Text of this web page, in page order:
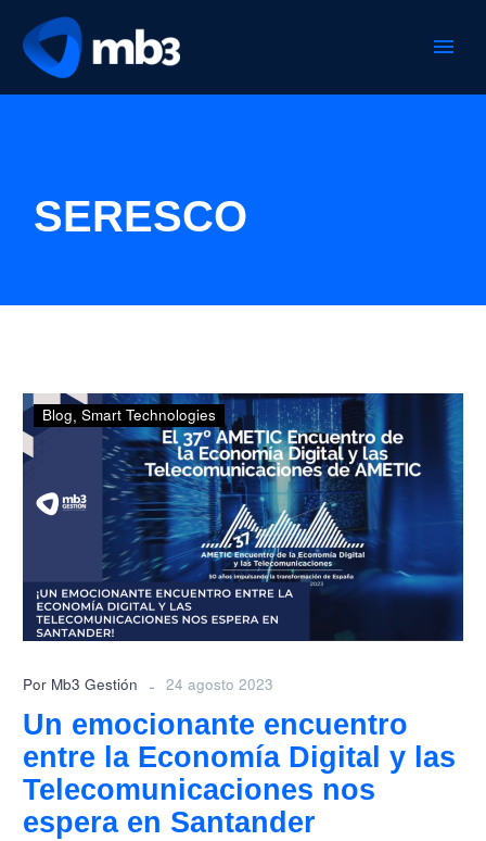
SERESCO
Un
emocionante
encuentro
entre
la
Economía
Digital
y
las
Telecomunicaciones
nos
en
Santander
Blog Smart Technologies
Por Mb3 Gestión - 24 agosto 2023
Un emocionante encuentro
entre la Economía Digital y las
Telecomunicaciones nos
espera en Santander